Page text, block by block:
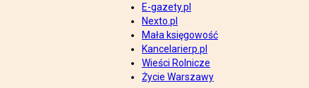
E-gazety.pl
Nexto.pl
Mała księgowość
Kancelarierp.pl
Wieści Rolnicze
Życie Warszawy